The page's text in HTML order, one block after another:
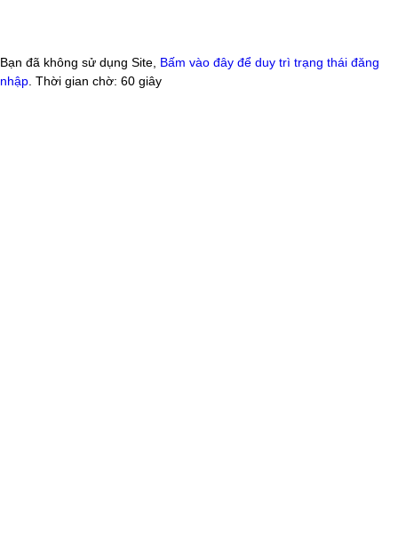
Bạn đã không sử dụng Site, Bấm vào đây để duy trì trạng thái đăng
nhập . Thời gian chờ: 60 giây